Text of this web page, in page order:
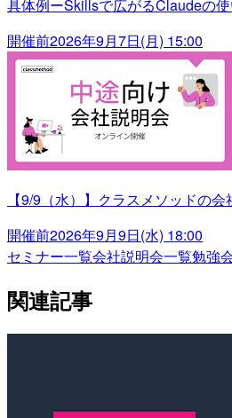
具体例ーSkillsで広がるClaudeの
開催前2026年9月7日(月) 15:00
【9/9（水）】クラスメソッドの
開催前2026年9月9日(水) 18:00
セミナー一覧会社説明会一覧勉強
関連記事